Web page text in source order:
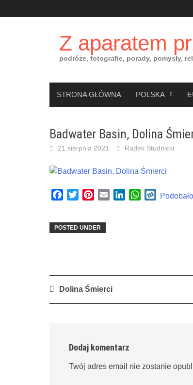
to
Z aparatem
podróże, fotografie, porady, pomysły,
STRONA GŁÓWNA POLSKA
Badwater Basin, Dolina
21 sierpnia 2021 Radek Studnicki
Facebook
TwitterPinterest
Email LinkedInWhatsApp
Wykop
POSTED UNDER
PostDolina Śmierci
Dodaj komentarz
Twój adres email nie zostanie